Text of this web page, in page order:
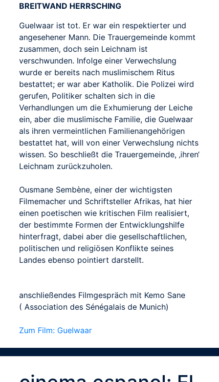
BREITWAND HERRSCHING
Guelwaar ist tot. Er war ein respektierter und
angesehener Mann. Die Trauergemeinde kommt
zusammen, doch sein Leichnam ist
verschwunden. Infolge einer Verwechslung
wurde er bereits nach muslimischem Ritus
bestattet; er war aber Katholik. Die Polizei wird
gerufen, Politiker schalten sich in die
Verhandlungen um die Exhumierung der Leiche
ein, aber die muslimische Familie, die Guelwaar
als ihren vermeintlichen Familienangehörigen
bestattet hat, will von einer Verwechslung nichts
wissen. So beschließt die Trauergemeinde, ‚ihren‘
Leichnam zurückzuholen.
Ousmane Sembène, einer der wichtigsten
Filmemacher und Schriftsteller Afrikas, hat hier
einen poetischen wie kritischen Film realisiert,
der bestimmte Formen der Entwicklungshilfe
hinterfragt, dabei aber die gesellschaftlichen,
politischen und religiösen Konflikte seines
Landes ebenso pointiert darstellt.
anschließendes Filmgespräch mit Kemo Sane
( Association des Sénégalais de Munich)
Zum Film: Guelwaar